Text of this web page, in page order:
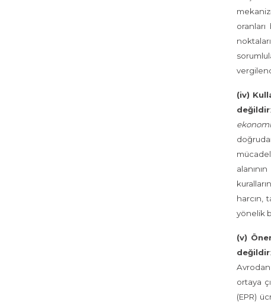
(iv)
değildir
harcın,
yönelik
(v)
değildir
Avrodan
ortaya
(EPR)